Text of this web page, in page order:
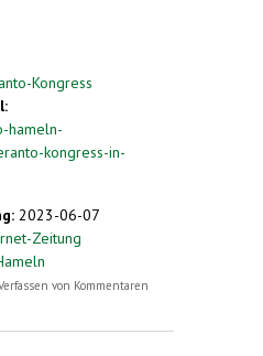
Kongress
hameln-
kongress-in-
is external)
2023-06-07
Zeitung
Kongress in Braunschweig
von Kommentaren